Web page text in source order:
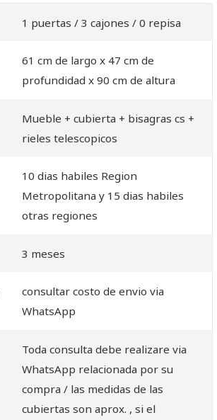
1 puertas / 3 cajones / 0 repisa
61 cm de largo x 47 cm de
profundidad x 90 cm de altura
Mueble + cubierta + bisagras cs +
rieles telescopicos
10 dias habiles Region
Metropolitana y 15 dias habiles
otras regiones
3 meses
consultar costo de envio via
WhatsApp
Toda consulta debe realizare via
WhatsApp relacionada por su
compra / las medidas de las
cubiertas son aprox. , si el